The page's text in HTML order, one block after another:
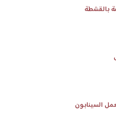
بالقشطة
السينابون